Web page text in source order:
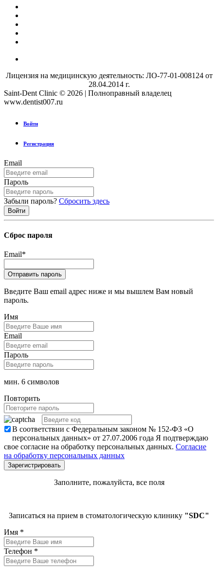
Лицензия на медицинскую деятельность: ЛО-77-01-008124 от
28.04.2014 г.
Saint-Dent Clinic © 2026 | Полноправный владелец
www.dentist007.ru
Войти
Регистрация
Email
Пароль
Забыли пароль? Сбросить здесь
Сброс пароля
Email*
Введите Ваш email адрес ниже и мы вышлем Вам новый
пароль.
Имя
Email
Пароль
мин. 6 символов
Повторить
В соответствии с Федеральным законом № 152-ФЗ «О
персональных данных» от 27.07.2006 года Я подтверждаю
свое согласие на обработку персональных данных. Согласие
на обработку персональных данных
Заполните, пожалуйста, все поля
Записаться на прием в стоматологическую клинику "SDC"
Имя *
Телефон *